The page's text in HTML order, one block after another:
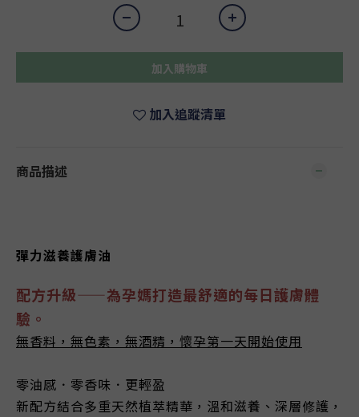
加入購物車
加入追蹤清單
商品描述
彈力滋養護膚油
配方升級——為孕媽打造最舒適的每日護膚體
驗。
無香料，無色素，無酒精，懷孕第一天開始使用
零油感．零香味．更輕盈
新配方結合多重天然植萃精華，溫和滋養、深層修護，